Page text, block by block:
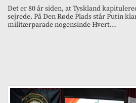
Det er 80 år siden, at Tyskland
sejrede. På Den Røde Plads står Putin
militærparade nogensinde Hvert…